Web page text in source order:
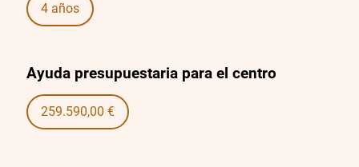
4 años
Ayuda presupuestaria para el centro
259.590,00 €